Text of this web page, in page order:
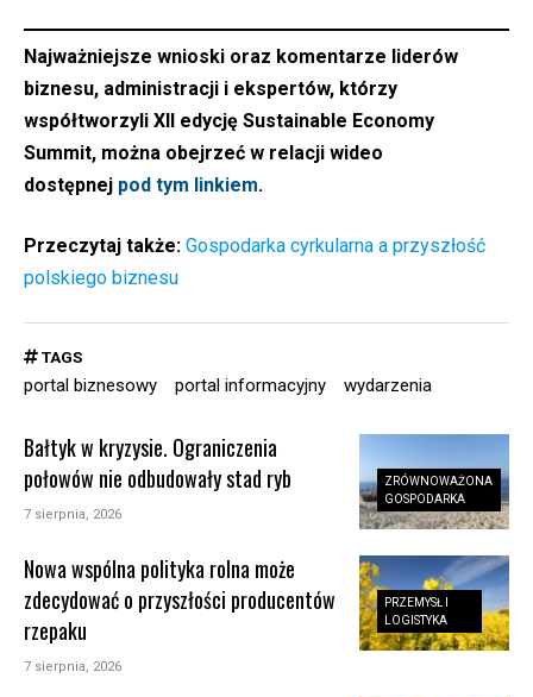
Najważniejsze wnioski oraz komentarze liderów
biznesu, administracji i ekspertów, którzy
współtworzyli XII edycję Sustainable Economy
Summit, można obejrzeć w relacji wideo
dostępnej pod tym linkiem.
Przeczytaj także: Gospodarka cyrkularna a przyszłość
polskiego biznesu
TAGS
portal biznesowy portal informacyjny wydarzenia
ZRÓWNOWAŻONA
GOSPODARKA
Bałtyk w kryzysie. Ograniczenia
połowów nie odbudowały stad ryb
7 sierpnia, 2026
PRZEMYSŁ I
LOGISTYKA
Nowa wspólna polityka rolna może
zdecydować o przyszłości producentów
rzepaku
7 sierpnia, 2026